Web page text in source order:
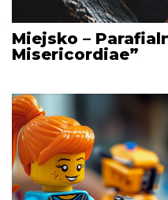
Miejsko –
Misericordiae”